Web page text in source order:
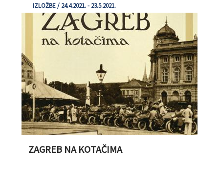
IZLOŽBE / 24.4.2021. - 23.5.2021.
ZAGREB NA KOTAČIMA